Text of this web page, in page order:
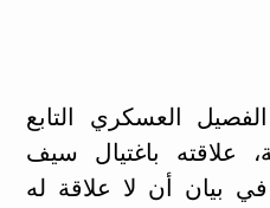
نفى اللواء 444، الفصيل العسكري التابع
علاقته باغتيال سيف
في بيان أن لا علاقة له